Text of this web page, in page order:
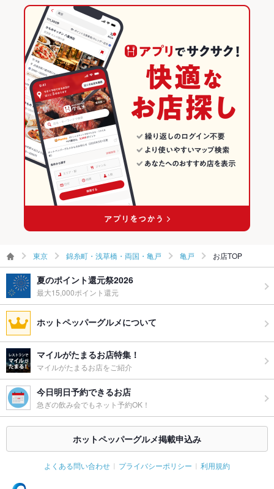
飲み放題
あり ：各種飲み放題付きコースをご用意。各種ご宴会の予約承
っております！
食べ放題 なし ：当店では食べ放題プランはご用意しておりません。
焼酎充実、日本酒充実、ワイン充実
お子様連れ
お子様連れ歓迎 ：お子様連れも歓迎致します♪ご家族でもゆっ
たりお食事可能です！
ウェディン
グパーティ
バースデーパーティーや結婚式2次会の演出もお手伝いします。
詳しくはお問合せ下さい
各種飲み放題付ご宴会コース等をご用意しております。
全国銘酒 酒処 呑兵衛 とうきょうスカイツリー駅前店
元祖低価格 満天酒場 高幡不動店
元祖低価格 満天酒場 千歳船橋店
元祖低価格 満天酒場 草加店
和食全般
錦糸町・浅草橋・両国・亀戸 × 和食
錦糸町・浅草橋・両国・亀戸 × 和食全般
亀戸駅 × 和食
亀戸駅 × 和食全般
東京 × 居酒屋
東京 × 和風
東京 × 和食
東京 × 和食全般
錦糸町・浅草橋・両国・亀戸のグルメランキング
錦糸町・浅草橋・両国・亀戸の居酒屋ランキング
亀戸のグルメランキング
亀戸の居酒屋ランキング
東京 錦糸町・浅草橋・両国・亀戸 亀戸 お店TOP
夏のポイント還元祭2026
最大15,000ポイント還元
ホットペッパーグルメについて
マイルがたまるお店特集！
マイルがたまるお店をご紹介
今日明日予約できるお店
急ぎの飲み会でもネット予約OK！
ホットペッパーグルメ掲載申込み
よくある問い合わせ プライバシーポリシー 利用規約